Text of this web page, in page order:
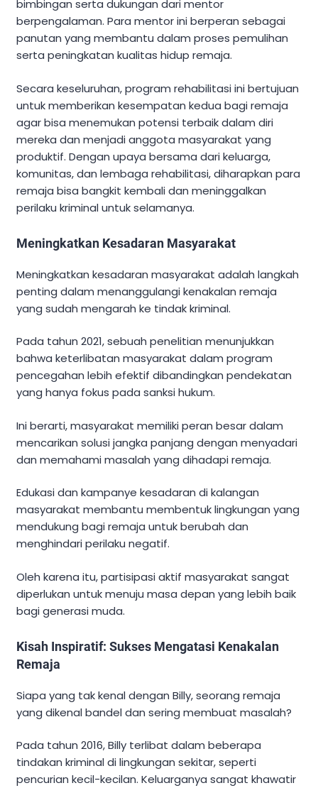
bimbingan serta dukungan dari mentor
berpengalaman. Para mentor ini berperan sebagai
panutan yang membantu dalam proses pemulihan
serta peningkatan kualitas hidup remaja.
Secara keseluruhan, program rehabilitasi ini bertujuan
untuk memberikan kesempatan kedua bagi remaja
agar bisa menemukan potensi terbaik dalam diri
mereka dan menjadi anggota masyarakat yang
produktif. Dengan upaya bersama dari keluarga,
komunitas, dan lembaga rehabilitasi, diharapkan para
remaja bisa bangkit kembali dan meninggalkan
perilaku kriminal untuk selamanya.
Meningkatkan Kesadaran Masyarakat
Meningkatkan kesadaran masyarakat adalah langkah
penting dalam menanggulangi kenakalan remaja
yang sudah mengarah ke tindak kriminal.
Pada tahun 2021, sebuah penelitian menunjukkan
bahwa keterlibatan masyarakat dalam program
pencegahan lebih efektif dibandingkan pendekatan
yang hanya fokus pada sanksi hukum.
Ini berarti, masyarakat memiliki peran besar dalam
mencarikan solusi jangka panjang dengan menyadari
dan memahami masalah yang dihadapi remaja.
Edukasi dan kampanye kesadaran di kalangan
masyarakat membantu membentuk lingkungan yang
mendukung bagi remaja untuk berubah dan
menghindari perilaku negatif.
Oleh karena itu, partisipasi aktif masyarakat sangat
diperlukan untuk menuju masa depan yang lebih baik
bagi generasi muda.
Kisah Inspiratif: Sukses Mengatasi Kenakalan
Remaja
Siapa yang tak kenal dengan Billy, seorang remaja
yang dikenal bandel dan sering membuat masalah?
Pada tahun 2016, Billy terlibat dalam beberapa
tindakan kriminal di lingkungan sekitar, seperti
pencurian kecil-kecilan. Keluarganya sangat khawatir